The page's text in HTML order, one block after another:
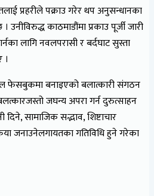
प्रहरीले पक्राउ गरेर थप अनुसन्धानका
काठमाडौंमा प्रकाउ पूर्जी जारी
लागि नवलपरासी र बर्दघाट सुस्ता
।
फेसबुकमा बनाइएको बलात्कारी संगठन
जघन्य अपरा गर्न दुरुत्साहन
दिने, सामाजिक सद्भाव, शिष्टाचार
जनाउनेलगायतका गतिविधि हुने गरेका